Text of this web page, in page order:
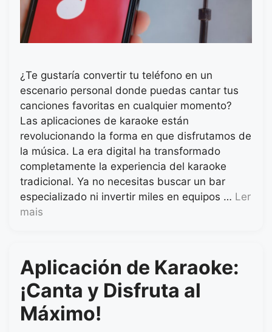
¿Te gustaría convertir tu teléfono en un
escenario personal donde puedas cantar tus
canciones favoritas en cualquier momento?
Las aplicaciones de karaoke están
revolucionando la forma en que disfrutamos de
la música. La era digital ha transformado
completamente la experiencia del karaoke
tradicional. Ya no necesitas buscar un bar
especializado ni invertir miles en equipos … Ler
mais
Aplicación de Karaoke:
¡Canta y Disfruta al
Máximo!